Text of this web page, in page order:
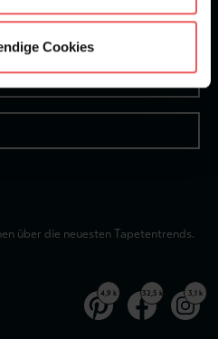
Cookies
über die neuesten Tapetentrends.
4,9 k 32,5 k 3,1 k